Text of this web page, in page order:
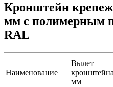
Кронштейн
мм с полимерным
RAL
Наименование
Вылет
мм